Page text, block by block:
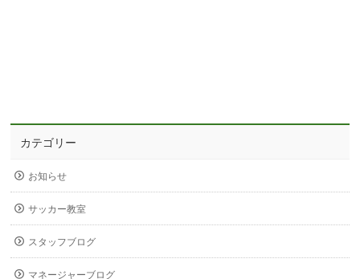
カテゴリー
お知らせ
サッカー教室
スタッフブログ
マネージャーブログ